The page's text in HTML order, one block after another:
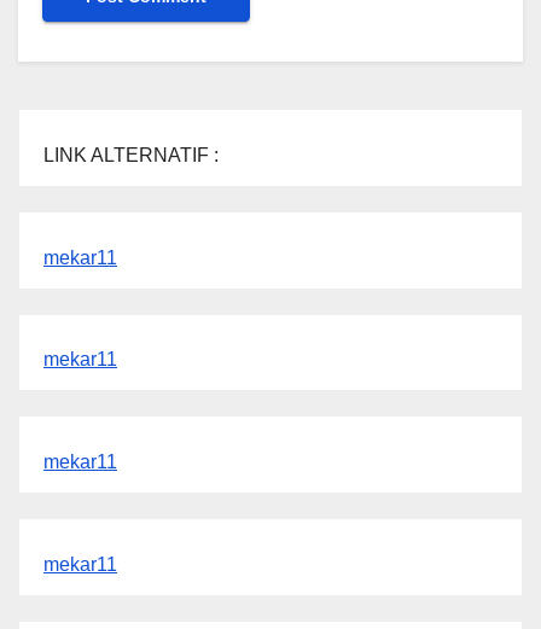
LINK ALTERNATIF :
mekar11
mekar11
mekar11
mekar11